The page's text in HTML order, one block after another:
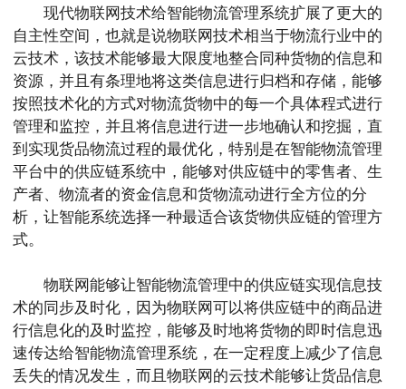
现代物联网技术给智能物流管理系统扩展了更大的
自主性空间，也就是说物联网技术相当于物流行业中的
云技术，该技术能够最大限度地整合同种货物的信息和
资源，并且有条理地将这类信息进行归档和存储，能够
按照技术化的方式对物流货物中的每一个具体程式进行
管理和监控，并且将信息进行进一步地确认和挖掘，直
到实现货品物流过程的最优化，特别是在智能物流管理
平台中的供应链系统中，能够对供应链中的零售者、生
产者、物流者的资金信息和货物流动进行全方位的分
析，让智能系统选择一种最适合该货物供应链的管理方
式。
物联网能够让智能物流管理中的供应链实现信息技
术的同步及时化，因为物联网可以将供应链中的商品进
行信息化的及时监控，能够及时地将货物的即时信息迅
速传达给智能物流管理系统，在一定程度上减少了信息
丢失的情况发生，而且物联网的云技术能够让货品信息